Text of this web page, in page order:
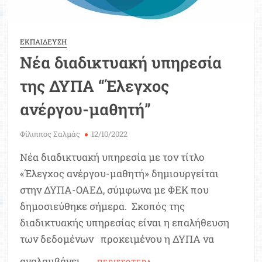
αίτηση
ΕΚΠΑΙΔΕΥΣΗ
Νέα διαδικτυακή υπηρεσία
της ΔΥΠΑ “Έλεγχος
ανέργου-μαθητή”
Φίλιππος Σαλμάς 12/10/2022
Νέα διαδικτυακή υπηρεσία με τον τίτλο
«Έλεγχος ανέργου-μαθητή» δημιουργείται
στην ΔΥΠΑ-ΟΑΕΔ, σύμφωνα με ΦΕΚ που
δημοσιεύθηκε σήμερα. Σκοπός της
διαδικτυακής υπηρεσίας είναι η επαλήθευση
των δεδομένων προκειμένου η ΔΥΠΑ να